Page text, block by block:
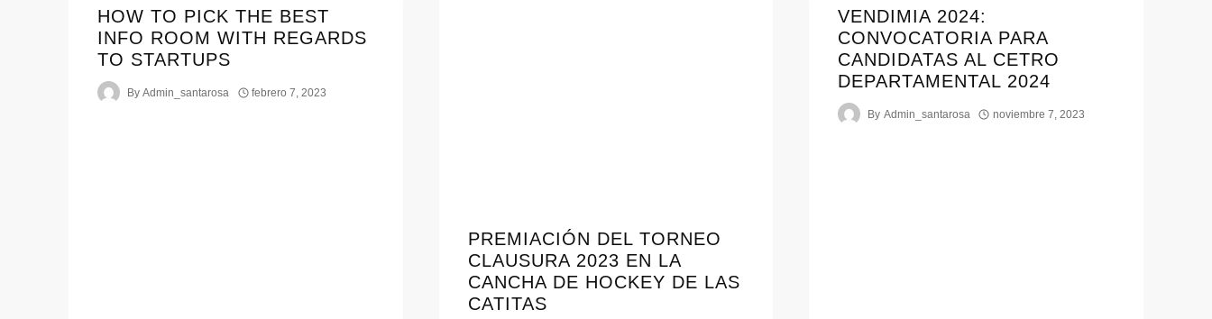
HOW TO PICK THE BEST
INFO ROOM WITH REGARDS
TO STARTUPS
By Admin_santarosa febrero 7, 2023
PREMIACIÓN DEL TORNEO
CLAUSURA 2023 EN LA
CANCHA DE HOCKEY DE LAS
CATITAS
VENDIMIA 2024:
CONVOCATORIA PARA
CANDIDATAS AL CETRO
DEPARTAMENTAL 2024
By Admin_santarosa noviembre 7, 2023